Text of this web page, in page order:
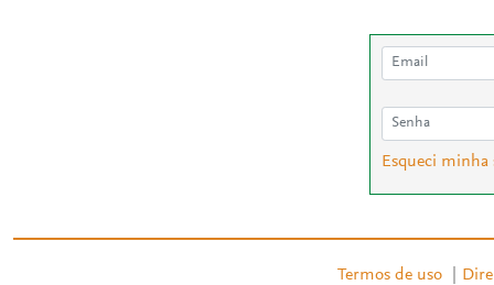
Esqueci minha
Termos de uso